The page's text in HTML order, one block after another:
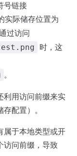
号链接
实际储存位置为
过访问
时，这
。
利用访问前缀来实
配置）。
属于本地类型或开
访问前缀，导致